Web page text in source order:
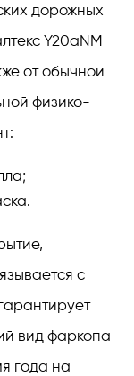
дорожных
Y20aNM
от обычной
физико-
с
вид фаркопа
года на